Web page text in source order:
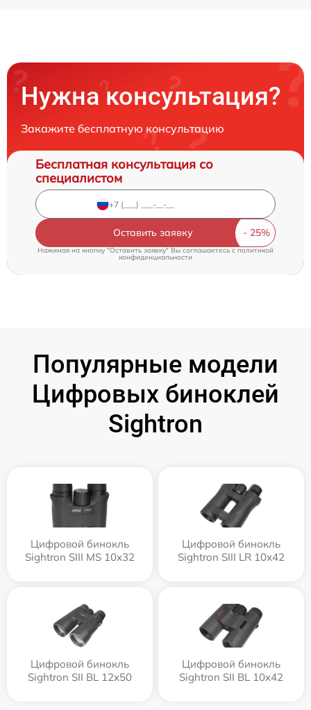
Нужна консультация?
Закажите бесплатную консультацию
Бесплатная консультация со
специалистом
Оставить заявку
Нажимая на кнопку "Оставить заявку" Вы соглашаетесь c политикой
конфиденциальности
Популярные модели
Цифровых биноклей
Sightron
Цифровой бинокль
Sightron SIII MS 10x32
Цифровой бинокль
Sightron SIII LR 10x42
Цифровой бинокль
Sightron SII BL 12x50
Цифровой бинокль
Sightron SII BL 10x42